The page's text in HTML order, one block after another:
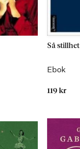
Så stillhet
Ebok
119 kr